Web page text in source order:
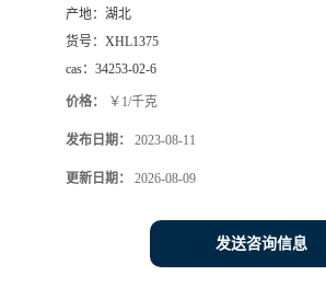
产地： 湖北
货号： XHL1375
cas： 34253-02-6
价格： ￥1/千克
发布日期： 2023-08-11
更新日期： 2026-08-09
发送咨询信息